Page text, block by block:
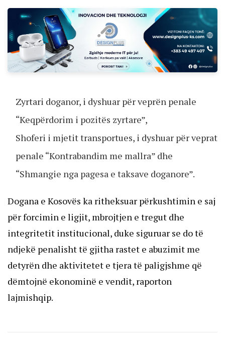
Zyrtari doganor, i dyshuar për veprën penale
“Keqpërdorim i pozitës zyrtare”,
Shoferi i mjetit transportues, i dyshuar për veprat
penale “Kontrabandim me mallra” dhe
“Shmangie nga pagesa e taksave doganore”.
Dogana e Kosovës ka ritheksuar përkushtimin e saj
për forcimin e ligjit, mbrojtjen e tregut dhe
integritetit institucional, duke siguruar se do të
ndjekë penalisht të gjitha rastet e abuzimit me
detyrën dhe aktivitetet e tjera të paligjshme që
dëmtojnë ekonominë e vendit, raporton
lajmishqip.